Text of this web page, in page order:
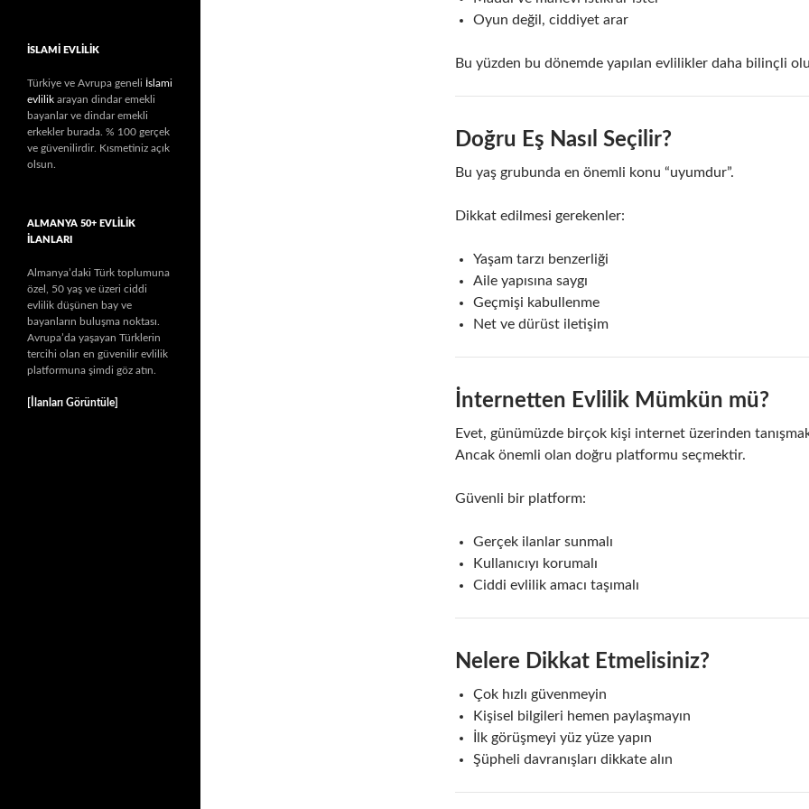
Oyun değil, ciddiyet arar
Bu yüzden bu dönemde yapılan evlilikler daha bilinçli
Doğru Eş Nasıl Seçilir?
Bu yaş grubunda en önemli konu “uyumdur”.
Dikkat edilmesi gerekenler:
Yaşam tarzı benzerliği
Aile yapısına saygı
Geçmişi kabullenme
Net ve dürüst iletişim
İnternetten Evlilik Mümkün mü?
Evet, günümüzde birçok kişi internet üzerinden
Ancak önemli olan doğru platformu seçmektir.
Güvenli bir platform:
Gerçek ilanlar sunmalı
Kullanıcıyı korumalı
Ciddi evlilik amacı taşımalı
Nelere Dikkat Etmelisiniz?
Çok hızlı güvenmeyin
Kişisel bilgileri hemen paylaşmayın
İlk görüşmeyi yüz yüze yapın
Şüpheli davranışları dikkate alın
İSLAMİ EVLİLİK
Türkiye ve Avrupa geneli İslami
evlilik arayan dindar emekli
bayanlar ve dindar emekli
erkekler burada. % 100 gerçek
ve güvenilirdir. Kısmetiniz açık
olsun.
ALMANYA 50+ EVLILIK
İLANLARI
Almanya’daki Türk toplumuna
özel, 50 yaş ve üzeri ciddi
evlilik düşünen bay ve
bayanların buluşma noktası.
Avrupa’da yaşayan Türklerin
tercihi olan en güvenilir evlilik
platformuna şimdi göz atın.
[İlanları Görüntüle]